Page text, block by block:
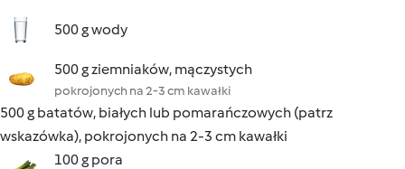
500 g wody
500 g ziemniaków, mączystych
pokrojonych na 2-3 cm kawałki
500 g batatów, białych lub pomarańczowych (patrz
wskazówka), pokrojonych na 2-3 cm kawałki
100 g pora